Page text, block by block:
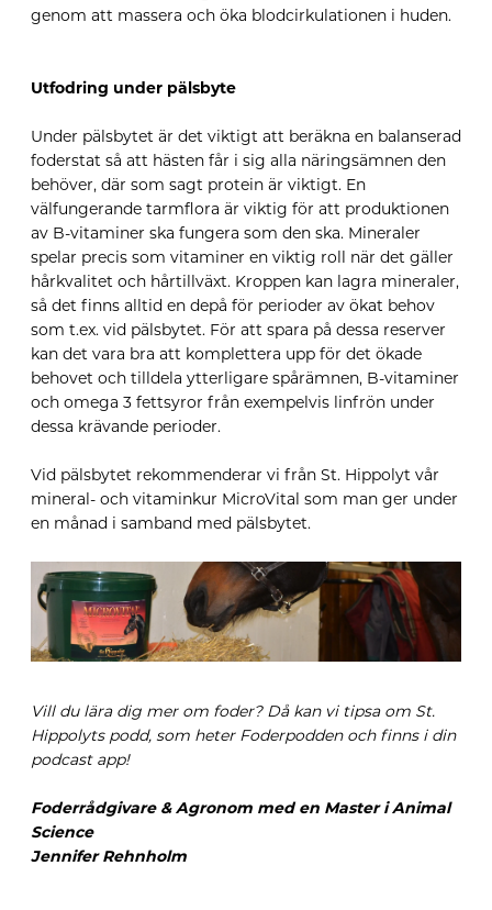
genom att massera och öka blodcirkulationen i huden.
Utfodring under pälsbyte
Under pälsbytet är det viktigt att beräkna en balanserad
foderstat så att hästen får i sig alla näringsämnen den
behöver, där som sagt protein är viktigt. En
välfungerande tarmflora är viktig för att produktionen
av B-vitaminer ska fungera som den ska. Mineraler
spelar precis som vitaminer en viktig roll när det gäller
hårkvalitet och hårtillväxt. Kroppen kan lagra mineraler,
så det finns alltid en depå för perioder av ökat behov
som t.ex. vid pälsbytet. För att spara på dessa reserver
kan det vara bra att komplettera upp för det ökade
behovet och tilldela ytterligare spårämnen, B-vitaminer
och omega 3 fettsyror från exempelvis linfrön under
dessa krävande perioder.
Vid pälsbytet rekommenderar vi från St. Hippolyt vår
mineral- och vitaminkur MicroVital som man ger under
en månad i samband med pälsbytet.
Vill du lära dig mer om foder? Då kan vi tipsa om St.
Hippolyts podd, som heter Foderpodden och finns i din
podcast app!
Foderrådgivare & Agronom med en Master i Animal
Science
Jennifer Rehnholm